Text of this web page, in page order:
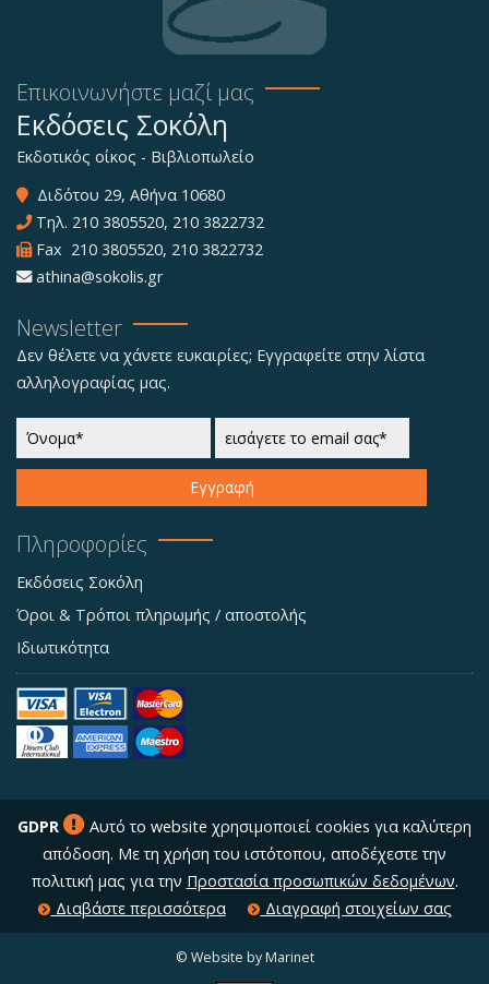
Επικοινωνήστε μαζί μας
Εκδόσεις Σοκόλη
Εκδοτικός οίκος - Βιβλιοπωλείο
Διδότου 29, Αθήνα 10680
Τηλ. 210 3805520, 210 3822732
Fax 210 3805520, 210 3822732
athina@sokolis.gr
Newsletter
Δεν θέλετε να χάνετε ευκαιρίες; Εγγραφείτε στην λίστα
αλληλογραφίας μας.
Εγγραφή
Πληροφορίες
Εκδόσεις Σοκόλη
Όροι & Τρόποι πληρωμής / αποστολής
Ιδιωτικότητα
GDPR
Αυτό το website χρησιμοποιεί cookies για καλύτερη
απόδοση. Με τη χρήση του ιστότοπου, αποδέχεστε την
πολιτική μας για την Προστασία προσωπικών δεδομένων.
Διαβάστε περισσότερα
Διαγραφή στοιχείων σας
© Website by Marinet